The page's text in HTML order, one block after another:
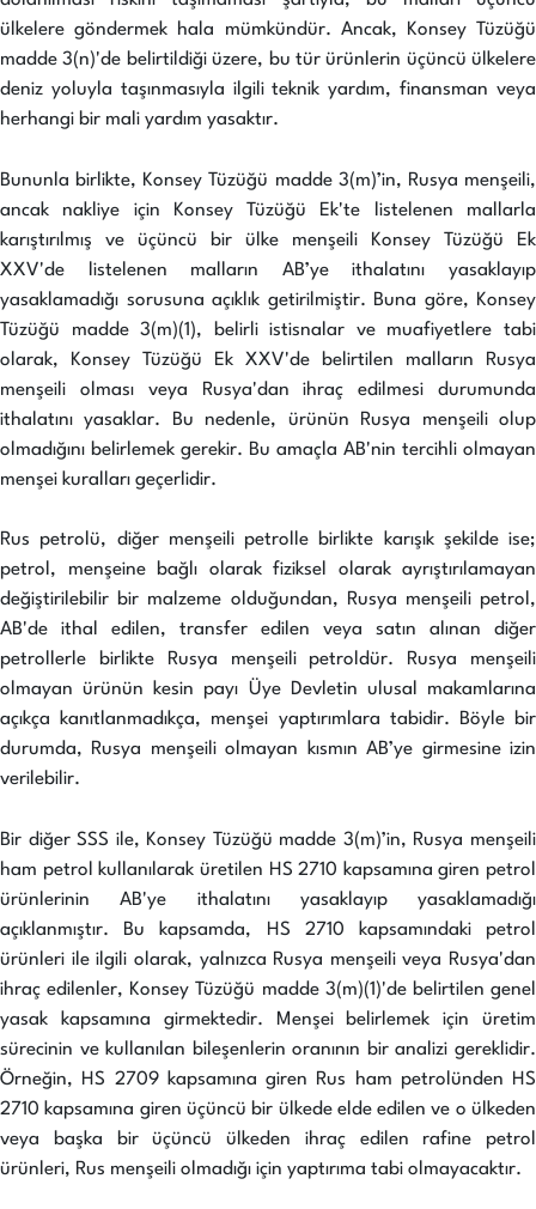
ülkelere göndermek hala mümkündür. Ancak, Konsey Tüzüğü
madde 3(n)'de belirtildiği üzere, bu tür ürünlerin üçüncü ülkelere
deniz yoluyla taşınmasıyla ilgili teknik yardım, finansman veya
herhangi bir mali yardım yasaktır.
Bununla birlikte, Konsey Tüzüğü madde 3(m)’in, Rusya menşeili,
ancak nakliye için Konsey Tüzüğü Ek'te listelenen mallarla
karıştırılmış ve üçüncü bir ülke menşeili Konsey Tüzüğü Ek
XXV'de listelenen malların AB’ye ithalatını yasaklayıp
yasaklamadığı sorusuna açıklık getirilmiştir. Buna göre, Konsey
Tüzüğü madde 3(m)(1), belirli istisnalar ve muafiyetlere tabi
olarak, Konsey Tüzüğü Ek XXV'de belirtilen malların Rusya
menşeili olması veya Rusya'dan ihraç edilmesi durumunda
ithalatını yasaklar. Bu nedenle, ürünün Rusya menşeili olup
olmadığını belirlemek gerekir. Bu amaçla AB'nin tercihli olmayan
menşei kuralları geçerlidir.
Rus petrolü, diğer menşeili petrolle birlikte karışık şekilde ise;
petrol, menşeine bağlı olarak fiziksel olarak ayrıştırılamayan
değiştirilebilir bir malzeme olduğundan, Rusya menşeili petrol,
AB'de ithal edilen, transfer edilen veya satın alınan diğer
petrollerle birlikte Rusya menşeili petroldür. Rusya menşeili
olmayan ürünün kesin payı Üye Devletin ulusal makamlarına
açıkça kanıtlanmadıkça, menşei yaptırımlara tabidir. Böyle bir
durumda, Rusya menşeili olmayan kısmın AB’ye girmesine izin
verilebilir.
Bir diğer SSS ile, Konsey Tüzüğü madde 3(m)’in, Rusya menşeili
ham petrol kullanılarak üretilen HS 2710 kapsamına giren petrol
ürünlerinin AB'ye ithalatını yasaklayıp yasaklamadığı
açıklanmıştır. Bu kapsamda, HS 2710 kapsamındaki petrol
ürünleri ile ilgili olarak, yalnızca Rusya menşeili veya Rusya'dan
ihraç edilenler, Konsey Tüzüğü madde 3(m)(1)'de belirtilen genel
yasak kapsamına girmektedir. Menşei belirlemek için üretim
sürecinin ve kullanılan bileşenlerin oranının bir analizi gereklidir.
Örneğin, HS 2709 kapsamına giren Rus ham petrolünden HS
2710 kapsamına giren üçüncü bir ülkede elde edilen ve o ülkeden
veya başka bir üçüncü ülkeden ihraç edilen rafine petrol
ürünleri, Rus menşeili olmadığı için yaptırıma tabi olmayacaktır.